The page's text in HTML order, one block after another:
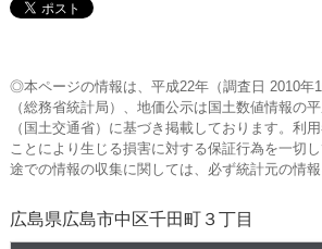
◎本ページの情報は、平成22年（調査日 2010年
（総務省統計局）、地価公示は国土数値情報の
（国土交通省）に基づき掲載しております。利
ことにより生じる損害に対する保証行為を一切
途での情報の収集に関しては、必ず統計元の情報
広島県広島市中区千田町３丁目